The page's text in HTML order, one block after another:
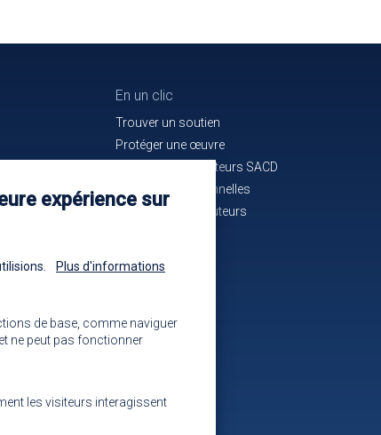
En un clic
Trouver un soutien
Protéger une œuvre
La maison des auteurs SACD
Alertes professionnelles
La mutuelle des auteurs
expérience sur
Plus d'informations
de base, comme naviguer
ne peut pas fonctionner
les visiteurs interagissent